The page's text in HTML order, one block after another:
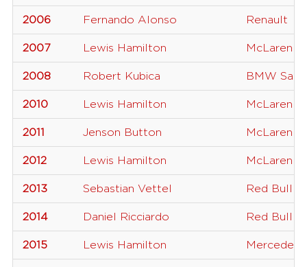
2006 Fernando Alonso Renault
2007 Lewis Hamilton McLaren
2008 Robert Kubica BMW
2010 Lewis Hamilton McLaren
2011 Jenson Button McLaren
2012 Lewis Hamilton McLaren
2013 Sebastian Vettel Red Bull
2014 Daniel Ricciardo Red Bull
2015 Lewis Hamilton Mercedes